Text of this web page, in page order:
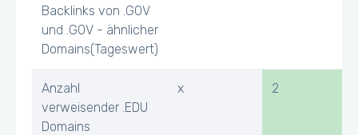
Backlinks von .GOV
und .GOV - ähnlicher
Domains(Tageswert)
Anzahl
verweisender .EDU
Domains
x 2